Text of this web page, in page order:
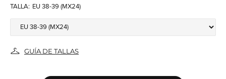
TALLA: EU 38-39 (MX24)
GUÍA DE TALLAS